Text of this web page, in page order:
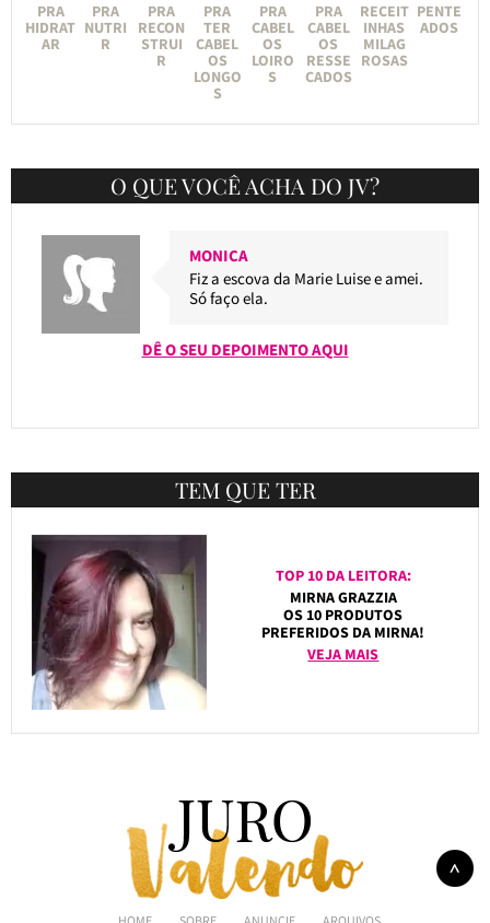
PRA
HIDRAT
AR
PRA
NUTRI
R
PRA
RECON
STRUI
R
PRA
TER
CABEL
OS
LONGO
S
PRA
CABEL
OS
LOIRO
S
PRA
CABEL
OS
RESSE
CADOS
RECEIT
INHAS
MILAG
ROSAS
PENTE
ADOS
O QUE VOCÊ ACHA DO JV?
MONICA
Fiz a escova da Marie Luise e amei.
Só faço ela.
DÊ O SEU DEPOIMENTO AQUI
TEM QUE TER
TOP 10 DA LEITORA:
MIRNA GRAZZIA
OS 10 PRODUTOS
PREFERIDOS DA MIRNA!
VEJA MAIS